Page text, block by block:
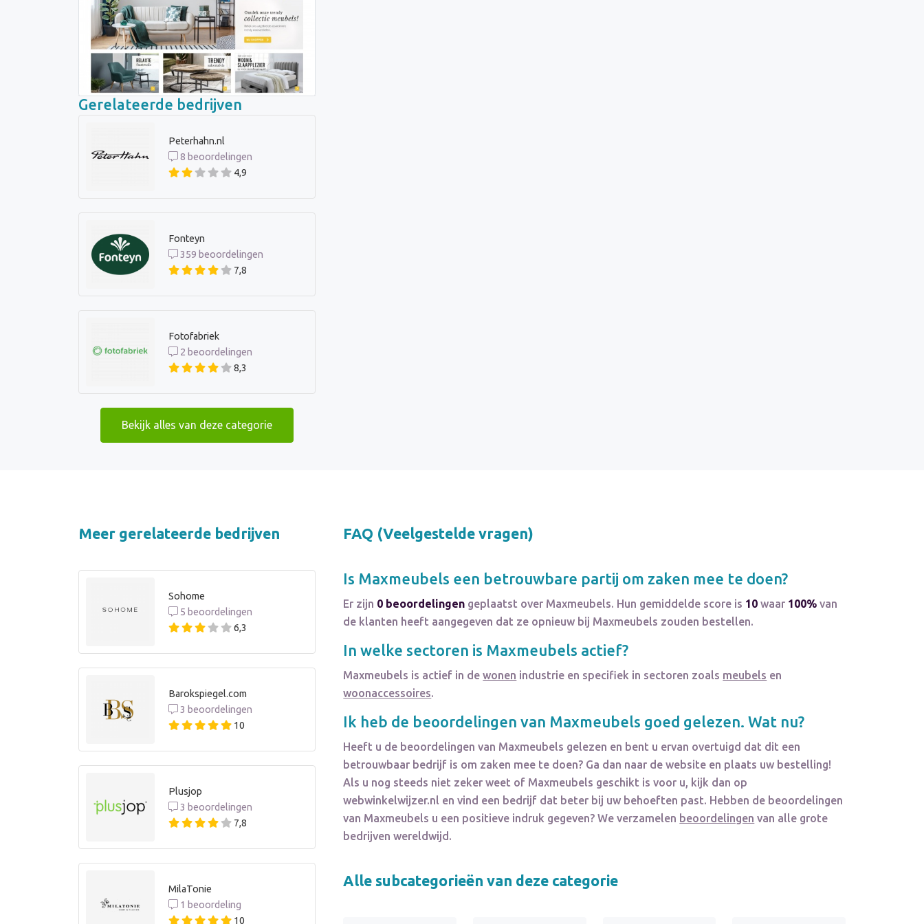
Gerelateerde bedrijven
Peterhahn.nl
8 beoordelingen
4,9
Fonteyn
359 beoordelingen
7,8
Fotofabriek
2 beoordelingen
8,3
Bekijk alles van deze categorie
Meer gerelateerde bedrijven
Sohome
5 beoordelingen
6,3
Barokspiegel.com
3 beoordelingen
10
Plusjop
3 beoordelingen
7,8
MilaTonie
1 beoordeling
10
FAQ (Veelgestelde vragen)
Is Maxmeubels een betrouwbare partij om zaken mee te doen?
Er zijn 0 beoordelingen geplaatst over Maxmeubels. Hun gemiddelde score is 10 waar 100% van
de klanten heeft aangegeven dat ze opnieuw bij Maxmeubels zouden bestellen.
In welke sectoren is Maxmeubels actief?
Maxmeubels is actief in dewonen industrie en specifiek in sectoren zoals meubels en
woonaccessoires.
Ik heb de beoordelingen van Maxmeubels goed gelezen. Wat nu?
Heeft u de beoordelingen van Maxmeubels gelezen en bent u ervan overtuigd dat dit een
betrouwbaar bedrijf is om zaken mee te doen? Ga dan naar de website en plaats uw bestelling!
Als u nog steeds niet zeker weet of Maxmeubels geschikt is voor u, kijk dan op
webwinkelwijzer.nl en vind een bedrijf dat beter bij uw behoeften past. Hebben de beoordelingen
van Maxmeubels u een positieve indruk gegeven? We verzamelen beoordelingen van alle grote
bedrijven wereldwijd.
Alle subcategorieën van deze categorie